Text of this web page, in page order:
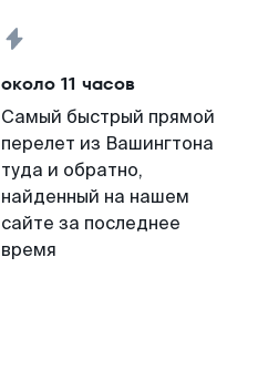
около 11 часов
Самый быстрый прямой
перелет из Вашингтона
туда и обратно,
найденный на нашем
сайте за последнее
время